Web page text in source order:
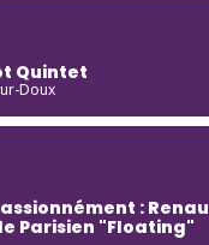
Quintet
Doux
:
Parisien "Floating"